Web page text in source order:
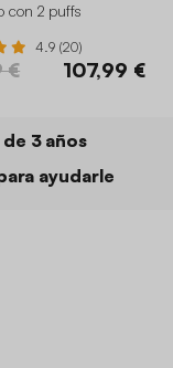
con 2 puffs
4.9 (20)
€ 107,99 €
3 años
ayudarle